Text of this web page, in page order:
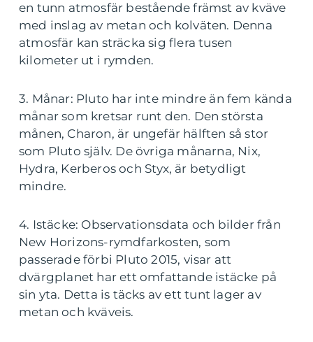
en tunn atmosfär bestående främst av kväve
med inslag av metan och kolväten. Denna
atmosfär kan sträcka sig flera tusen
kilometer ut i rymden.
3. Månar: Pluto har inte mindre än fem kända
månar som kretsar runt den. Den största
månen, Charon, är ungefär hälften så stor
som Pluto själv. De övriga månarna, Nix,
Hydra, Kerberos och Styx, är betydligt
mindre.
4. Istäcke: Observationsdata och bilder från
New Horizons-rymdfarkosten, som
passerade förbi Pluto 2015, visar att
dvärgplanet har ett omfattande istäcke på
sin yta. Detta is täcks av ett tunt lager av
metan och kväveis.